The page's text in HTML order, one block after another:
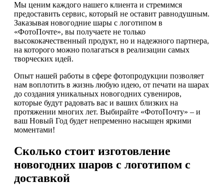
Мы ценим каждого нашего клиента и стремимся
предоставить сервис, который не оставит равнодушным.
Заказывая новогодние шары с логотипом в
«ФотоПочте», вы получаете не только
высококачественный продукт, но и надежного партнера,
на которого можно полагаться в реализации самых
творческих идей.
Опыт нашей работы в сфере фотопродукции позволяет
нам воплотить в жизнь любую идею, от печати на шарах
до создания уникальных новогодних сувениров,
которые будут радовать вас и ваших близких на
протяжении многих лет. Выбирайте «ФотоПочту» – и
ваш Новый Год будет непременно насыщен яркими
моментами!
Сколько стоит изготовление
новогодних шаров с логотипом с
доставкой